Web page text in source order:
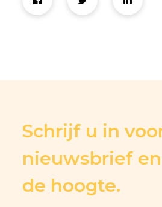
Schrijf u in
nieuwsbrief
de hoogte.